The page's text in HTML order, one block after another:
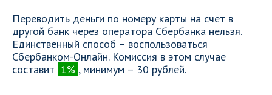
Переводить деньги по номеру карты на счет в
другой банк через оператора Сбербанка нельзя.
Единственный способ – воспользоваться
Сбербанком-Онлайн. Комиссия в этом случае
составит 1% , минимум – 30 рублей.